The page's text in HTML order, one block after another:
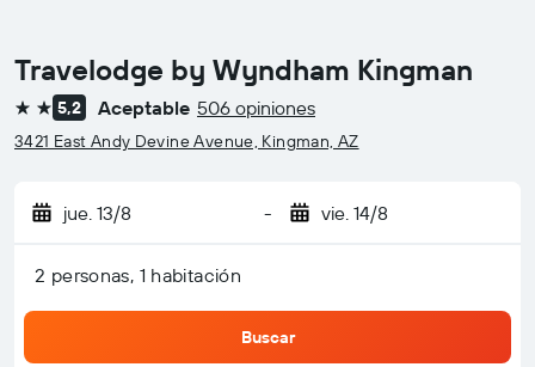
Travelodge by Wyndham Kingman
2 estrellas
5,2 Aceptable 506 opiniones
3421 East Andy Devine Avenue, Kingman, AZ
jue. 13/8 - vie. 14/8
2 personas, 1 habitación
Buscar